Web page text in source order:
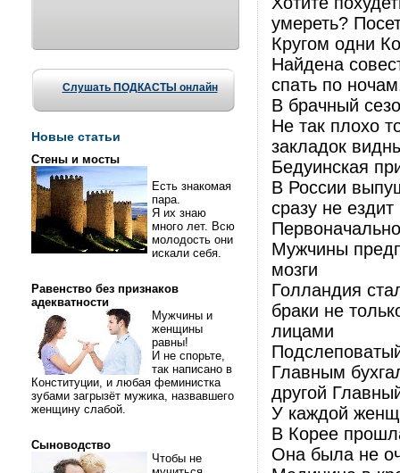
Слушать ПОДКАСТЫ онлайн
Новые статьи
Стены и мосты
Есть знакомая
пара.
Я их знаю
много лет. Всю
молодость они
искали себя.
Равенство без признаков
адекватности
Мужчины и
женщины
равны!
И не спорьте,
так написано в
Конституции, и любая феминистка
зубами загрызёт мужика, назвавшего
женщину слабой.
Сыноводство
Чтобы не
умереть?
Кругом одни
Найдена
спать по
В брачный
Не так плохо
закладок
Бедуинская
В России
сразу не ездит
Мужчины
мозги
Голландия
браки не
лицами
Главным
другой
У каждой
В Корее
Она была не